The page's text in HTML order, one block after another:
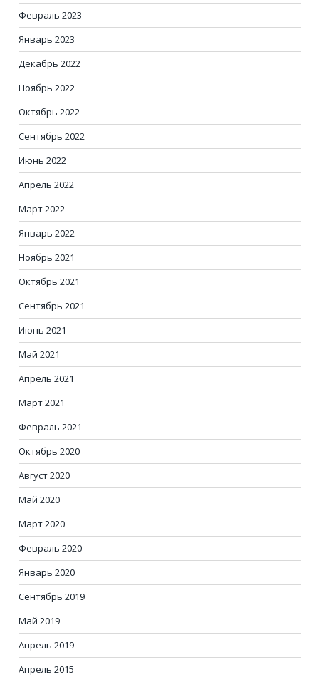
Февраль 2023
Январь 2023
Декабрь 2022
Ноябрь 2022
Октябрь 2022
Сентябрь 2022
Июнь 2022
Апрель 2022
Март 2022
Январь 2022
Ноябрь 2021
Октябрь 2021
Сентябрь 2021
Июнь 2021
Май 2021
Апрель 2021
Март 2021
Февраль 2021
Октябрь 2020
Август 2020
Май 2020
Март 2020
Февраль 2020
Январь 2020
Сентябрь 2019
Май 2019
Апрель 2019
Апрель 2015